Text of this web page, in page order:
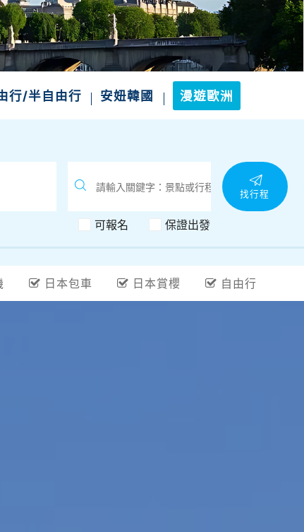
由行/半自由行 安妞韓國 漫遊歐洲
可報名 保證出發
找行程
日本包車 日本賞櫻 自由行